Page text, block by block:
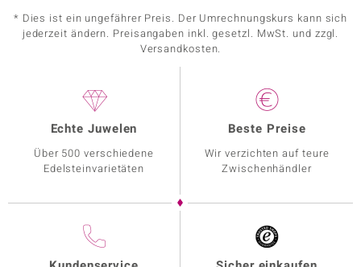
* Dies ist ein ungefährer Preis. Der Umrechnungskurs kann sich
jederzeit ändern. Preisangaben inkl. gesetzl. MwSt. und zzgl.
Versandkosten.
Echte Juwelen
Über 500 verschiedene
Edelsteinvarietäten
Beste Preise
Wir verzichten auf teure
Zwischenhändler